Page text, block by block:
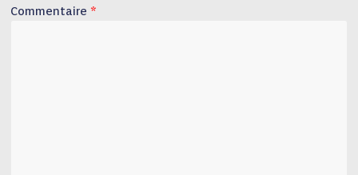
Commentaire *